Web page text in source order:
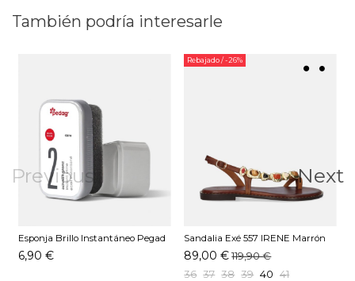
También podría interesarle
Previous
Esponja Brillo Instantáneo Pegad
Multicolor
6,90 €
Rebajado/ -26%
Sandalia Exé 557 IRENE Marrón
89,00 € 119,90 €
36 37 38 39 40 41
Next